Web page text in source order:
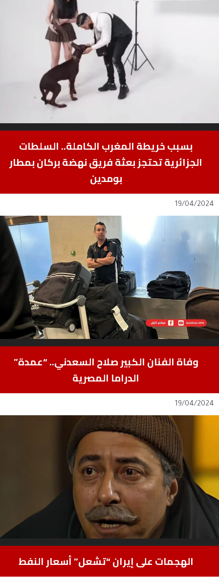
بسبب خريطة المغرب الكاملة.. السلطات
الجزائرية تحتجز بعثة فريق نهضة بركان بمطار
بومدين
19/04/2024
وفاة الفنان الكبير صلاح السعدني.. “عمدة”
الدراما المصرية
19/04/2024
الهجمات على إيران “تشعل” أسعار النفط